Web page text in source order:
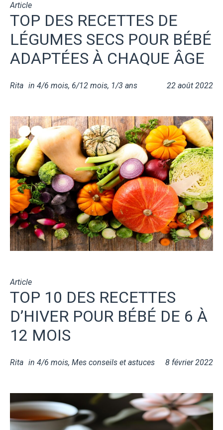
Article
TOP DES RECETTES DE
LÉGUMES SECS POUR BÉBÉ
ADAPTÉES À CHAQUE ÂGE
22 août 2022
Rita in 4/6 mois, 6/12 mois, 1/3 ans
Article
TOP 10 DES RECETTES
D’HIVER POUR BÉBÉ DE 6 À
12 MOIS
8 février 2022
Rita in 4/6 mois, Mes conseils et astuces